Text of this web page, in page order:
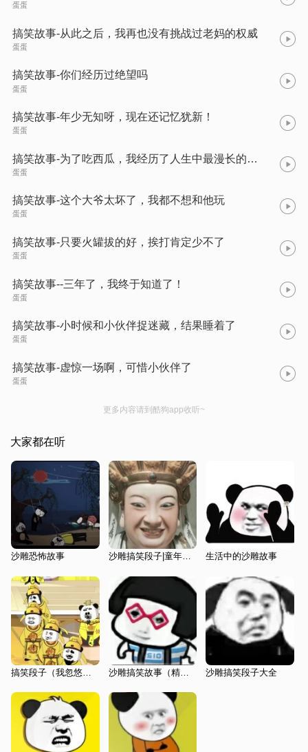
蛋蛋
搞笑故事-从此之后，我再也没有挑战过老妈的权威
蛋蛋
搞笑故事-你们经历过绝望吗
蛋蛋
搞笑故事-年少无知呀，现在还记忆犹新！
蛋蛋
搞笑故事-为了吃西瓜，我经历了人生中最漫长的一个小时！
蛋蛋
搞笑故事-这个大爷太坏了，我都不想和他玩
蛋蛋
搞笑故事-只要火罐拔的好，挨打肯定少不了
蛋蛋
搞笑故事--三年了，我终于知道了！
蛋蛋
搞笑故事-小时候和小伙伴捉迷藏，结果睡着了
蛋蛋
搞笑故事-虚惊一场啊，可惜小伙伴了
蛋蛋
更多内容请到酷狗app收听~
大家都在听
沙雕恐怖故事 沙雕搞笑段子|童年糗事精选系列 生活中的沙雕故事
沙雕搞笑故事（精选） 沙雕搞笑段子大全